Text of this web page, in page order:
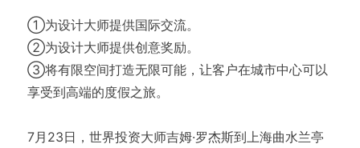
①为设计大师提供国际交流。
②为设计大师提供创意奖励。
③将有限空间打造无限可能，让客户在城市中心可以
享受到高端的度假之旅。
7月23日，世界投资大师吉姆·罗杰斯到上海曲水兰亭